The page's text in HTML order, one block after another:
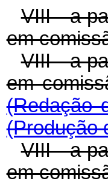
VIII - a
em
VIII - a
em
(Redação
(Produção
VIII - a
em